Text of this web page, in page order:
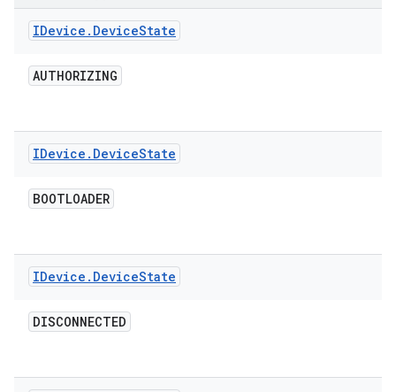
IDevice . DeviceState
AUTHORIZING
IDevice . DeviceState
BOOTLOADER
IDevice . DeviceState
DISCONNECTED